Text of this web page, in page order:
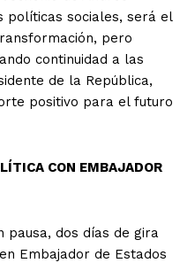
políticas sociales, será el
pero
continuidad a las
de la República,
positivo para el futuro
CON EMBAJADOR
pausa, dos días de gira
Embajador de Estados